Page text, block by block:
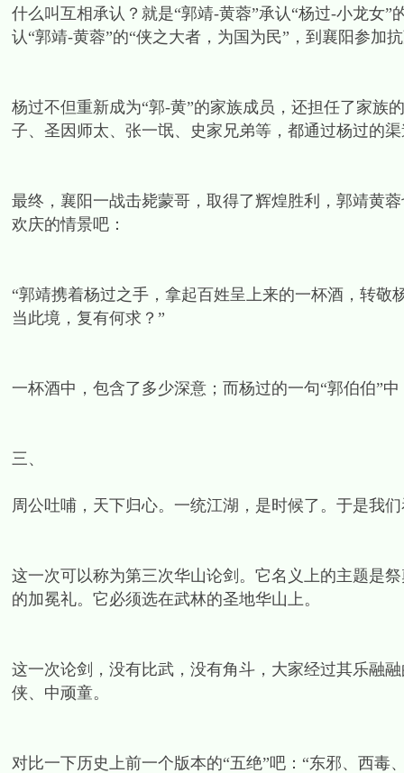
什么叫互相承认？就是“郭靖-黄蓉”承认“杨过-小龙女
认“郭靖-黄蓉”的“侠之大者，为国为民”，到襄阳参加
杨过不但重新成为“郭-黄”的家族成员，还担任了家
子、圣因师太、张一氓、史家兄弟等，都通过杨过的
最终，襄阳一战击毙蒙哥，取得了辉煌胜利，郭靖黄
欢庆的情景吧：
“郭靖携着杨过之手，拿起百姓呈上来的一杯酒，转
当此境，复有何求？”
一杯酒中，包含了多少深意；而杨过的一句“郭伯伯”
三、
周公吐哺，天下归心。一统江湖，是时候了。于是我
这一次可以称为第三次华山论剑。它名义上的主题是
的加冕礼。它必须选在武林的圣地华山上。
这一次论剑，没有比武，没有角斗，大家经过其乐融
侠、中顽童。
对比一下历史上前一个版本的“五绝”吧：“东邪、西毒